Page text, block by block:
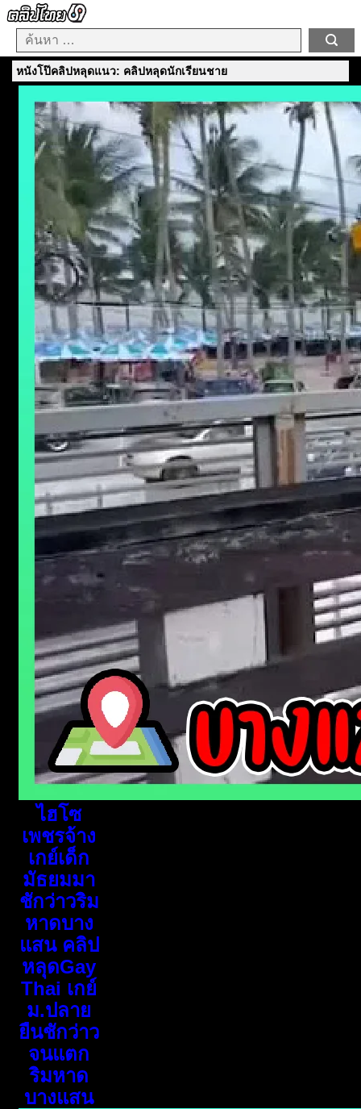
หนังโป๊คลิปหลุดแนว: คลิปหลุดนักเรียนชาย
ไฮโซ
เพชรจ้าง
เกย์เด็ก
มัธยมมา
ชักว่าวริม
หาดบาง
แสน คลิป
หลุดGay
Thai เกย์
ม.ปลาย
ยืนชักว่าว
จนแตก
ริมหาด
บางแสน